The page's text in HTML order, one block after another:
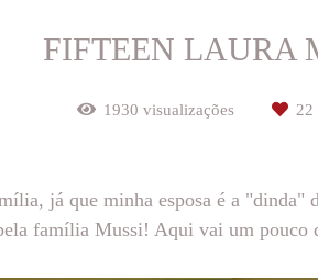
FIFTEEN LAURA
1930 visualizações 22
já que minha esposa é a
família Mussi! Aqui vai um pouco